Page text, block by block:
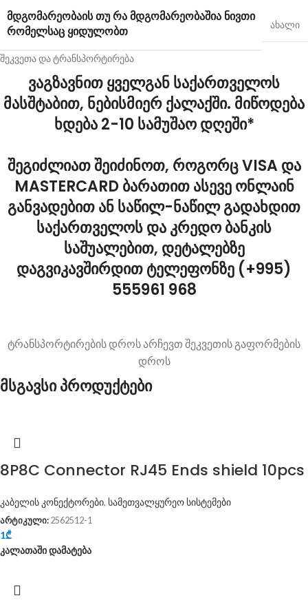
ᲛᲓᲒᲝᲛᲐᲠᲔᲝᲑᲐᲘᲡ ᲗᲣ ᲠᲐ ᲛᲓᲒᲝᲛᲐᲠᲔᲝᲑᲐᲨᲘᲐ ᲜᲘᲕᲗᲘ
ᲠᲝᲛᲔᲚᲡᲐᲪ ᲧᲘᲓᲣᲚᲝᲑᲗ
ახალი
შეკვეთა და ტრანსპორტირება
ვაგზავნით ყველგან საქართველოს
მასშტაბით, ნებისმიერ ქალაქში. მიწოდება
ხდება 2-10 სამუშაო დღეში*
შეგიძლიათ შეიძინოთ, როგორც VISA და
MASTERCARD ბარათით ასევე ონლაინ
განვადებით ან საწილ-ნაწილ გადახდით
საქართველოს და კრედო ბანკის
საშუალებით, დეტალებზე
დაგვიკავშირდით ტელეფონზე (+995)
555961 968
ტრანსპორტირების დროს არჩევთ შეკვეთის გაფორმების
დროს
მსგავსი პროდუქტები
8P8C Connector RJ45 Ends shield 10pcs
კაბელის კონექტორები, სამეთვალყურეო სისტემები
არტიკული: 2562512-1
1₾
კალათაში დამატება